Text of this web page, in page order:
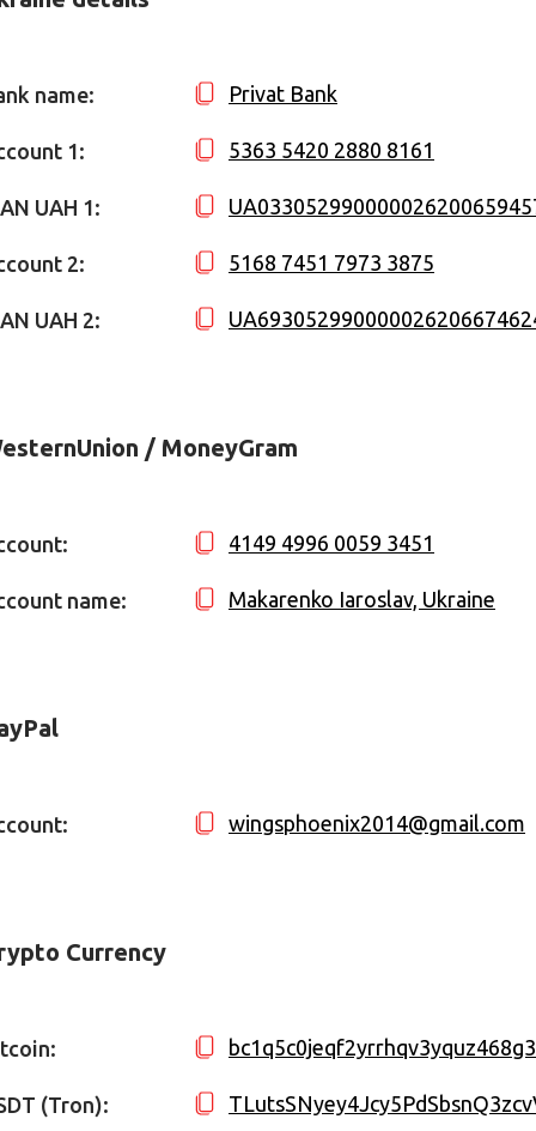
name: Privat Bank
1: 5363 5420 2880 8161
UAH 1:
2: 5168 7451 7973 3875
UAH 2:
/ MoneyGram
4149 4996 0059 3451
name: Makarenko Iaroslav, Ukraine
wingsphoenix2014@gmail.com
Currency
(Tron):